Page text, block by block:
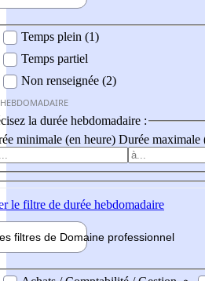
Temps plein (1)
Temps partiel
Non renseignée (2)
la durée hebdomadaire :
minimale (en heure) Durée maximale
le filtre de durée hebdomadaire
filtres de Domaine professionnel